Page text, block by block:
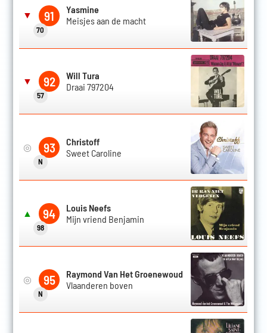
▼ 91
70
Yasmine
Meisjes aan de macht
▼ 92
57
Will Tura
Draai 797204
◎ 93
N
Christoff
Sweet Caroline
▲ 94
98
Louis Neefs
Mijn vriend Benjamin
◎ 95
N
Raymond Van Het Groenewoud
Vlaanderen boven